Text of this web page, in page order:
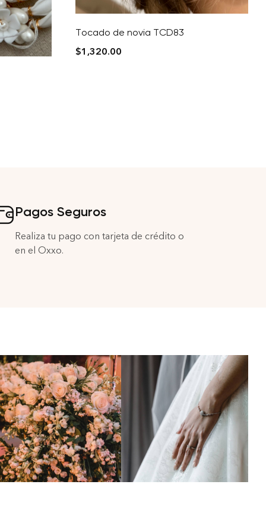
Tocado de novia TCD83
$1,320.00
Pagos Seguros
Realiza tu pago con tarjeta de crédito o
en el Oxxo.